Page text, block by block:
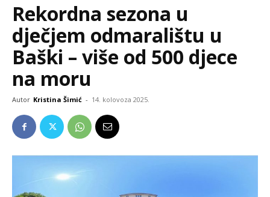
Rekordna sezona u
dječjem odmaralištu u
Baški – više od 500 djece
na moru
Autor Kristina Šimić - 14. kolovoza 2025.